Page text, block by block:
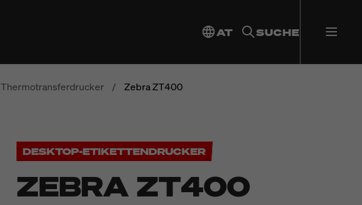
AT SUCHE
Thermotransferdrucker / Zebra ZT400
DESKTOP-ETIKETTENDRUCKER
ZEBRA ZT400